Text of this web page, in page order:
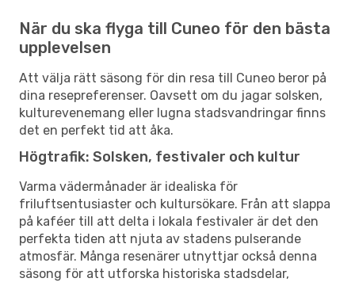
När du ska flyga till Cuneo för den bästa
upplevelsen
Att välja rätt säsong för din resa till Cuneo beror på
dina resepreferenser. Oavsett om du jagar solsken,
kulturevenemang eller lugna stadsvandringar finns
det en perfekt tid att åka.
Högtrafik: Solsken, festivaler och kultur
Varma vädermånader är idealiska för
friluftsentusiaster och kultursökare. Från att slappa
på kaféer till att delta i lokala festivaler är det den
perfekta tiden att njuta av stadens pulserande
atmosfär. Många resenärer utnyttjar också denna
säsong för att utforska historiska stadsdelar,